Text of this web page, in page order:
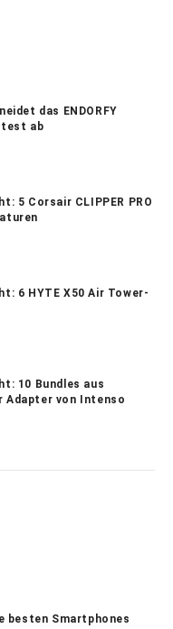
das ENDORFY
ab
5 Corsair CLIPPER PRO
6 HYTE X50 Air Tower-
10 Bundles aus
Adapter von Intenso
besten Smartphones